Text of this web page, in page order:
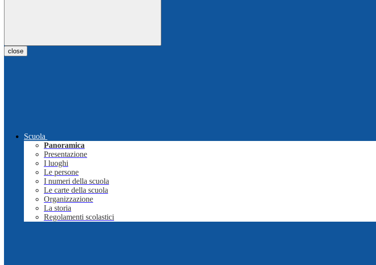
close
Scuola
Panoramica
Presentazione
I luoghi
Le persone
I numeri della scuola
Le carte della scuola
Organizzazione
La storia
Regolamenti scolastici